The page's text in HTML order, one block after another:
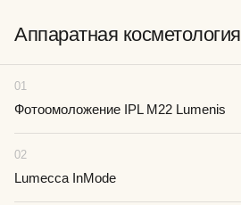
Аппаратная косметология
01
Фотоомоложение IPL M22 Lumenis
02
Lumecca InMode